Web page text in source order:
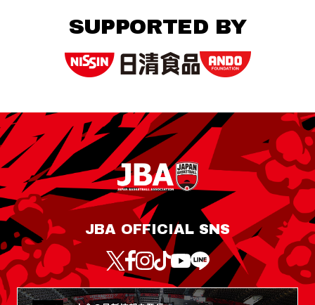
SUPPORTED BY
JBA OFFICIAL SNS